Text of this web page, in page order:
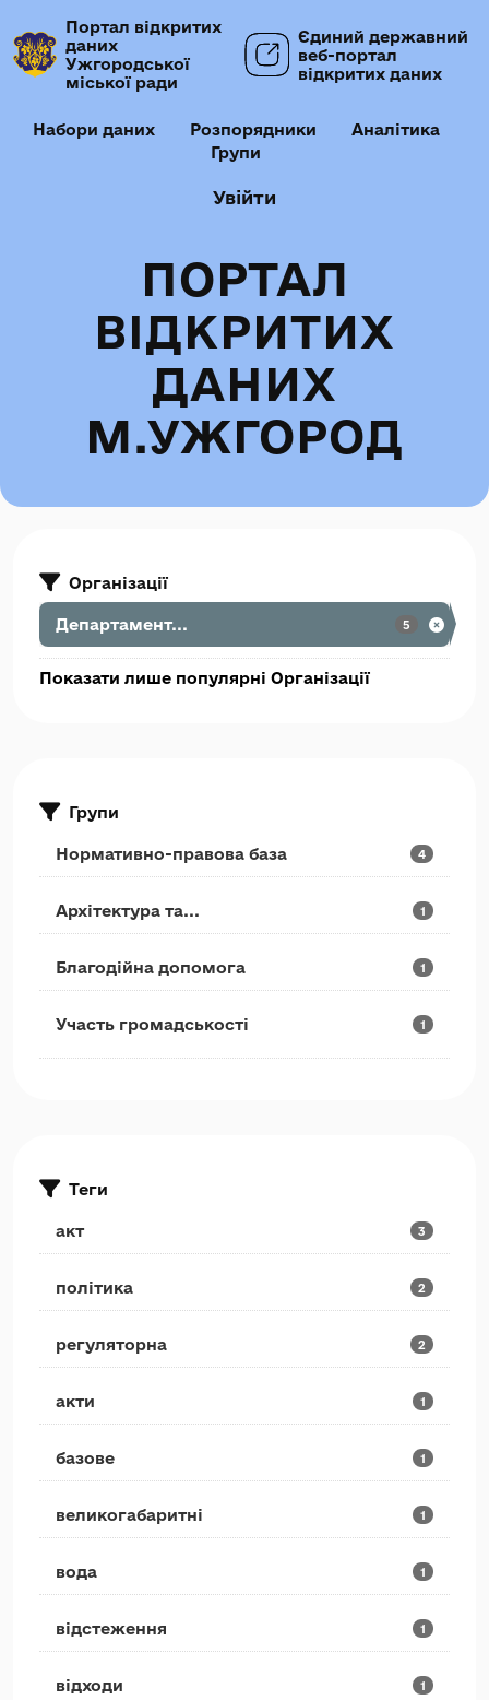
Портал відкритих
даних
Ужгородської
міської ради
Єдиний державний
веб-портал
відкритих даних
Набори даних Розпорядники
Аналітика
Групи
Увійти
ПОРТАЛ
ВІДКРИТИХ
ДАНИХ
М.УЖГОРОД
Організації
Департамент... 5
Показати лише популярні Організації
Групи
Нормативно-правова база 4
Архітектура та... 1
Благодійна допомога 1
Участь громадськості 1
Теги
акт 3
політика 2
регуляторна 2
акти 1
базове 1
великогабаритні 1
вода 1
відстеження 1
відходи 1